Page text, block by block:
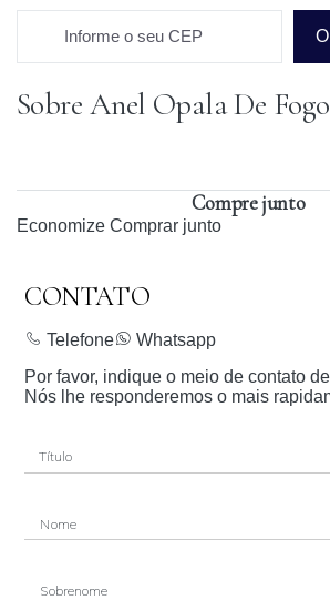
Informe o seu CEP
Prazo para o CEP
Sobre Anel Opala De Fogo
Compre junto
Economize Comprar junto
CONTATO
Telefone
Whatsapp
Por favor, indique o meio de contato
Nós lhe responderemos o mais
Nome
Sobrenome